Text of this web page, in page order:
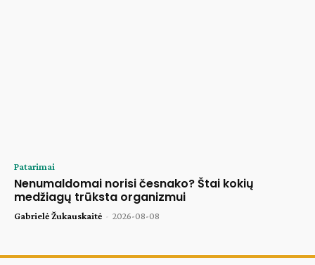
Patarimai
Nenumaldomai norisi česnako? Štai kokių
medžiagų trūksta organizmui
Gabrielė Žukauskaitė - 2026-08-08